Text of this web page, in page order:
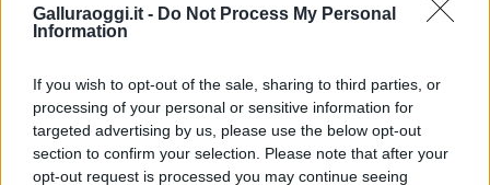
Galluraoggi.it - Do Not Process My Personal
Information
If you wish to opt-out of the sale, sharing to third parties, or
processing of your personal or sensitive information for
targeted advertising by us, please use the below opt-out
section to confirm your selection. Please note that after your
opt-out request is processed you may continue seeing